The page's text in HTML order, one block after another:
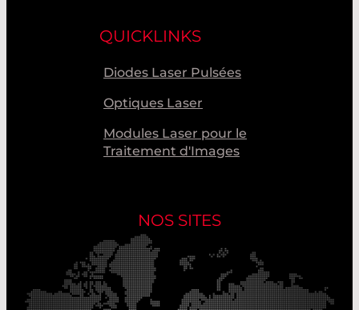
QUICKLINKS
Diodes Laser Pulsées
Optiques Laser
Modules Laser pour le
Traitement d'Images
NOS SITES